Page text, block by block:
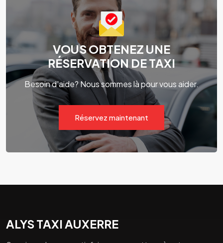
VOUS OBTENEZ UNE
RÉSERVATION DE TAXI
Besoin d'aide? Nous sommes là pour vous aider.
Réservez maintenant
ALYS TAXI AUXERRE